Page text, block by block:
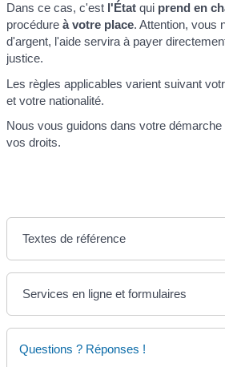
Dans ce cas, c'est l'Étatqui prend en
procédureà votre place. Attention, vous
d'argent, l'aide servira à payer
justice.
Les règles applicables varient suivant
et votre nationalité.
Nous vous guidons dans votre
vos droits.
Textes de référence
Services en ligne et formulaires
Questions ? Réponses !